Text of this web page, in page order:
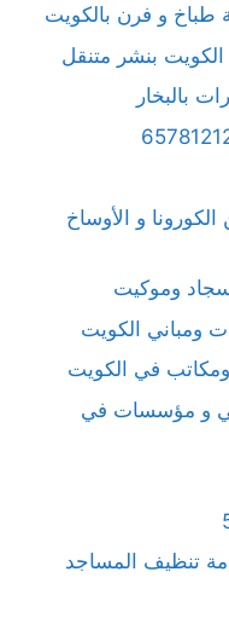
و فرن بالكويت
بنشر متنقل
بالبخار
و الأوساخ
وموكيت
ومباني الكويت
في الكويت
و مؤسسات في
24 ساعة خدمة تنظيف المساجد